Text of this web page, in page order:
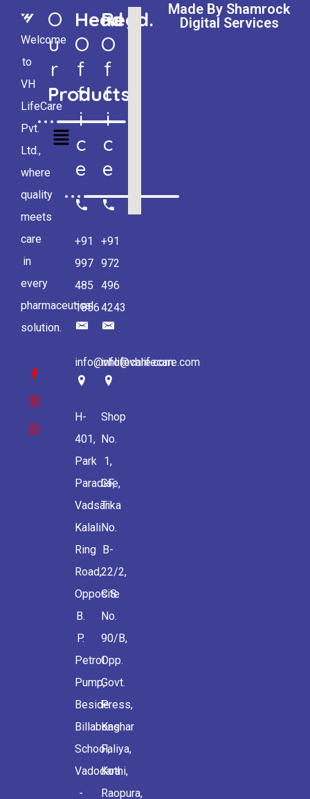
Welcome
to
VH
LifeCare
Pvt.
Ltd.,
where
quality
meets
care
in
every
pharmaceutical
solution.
O
U
R
Products
Head
O
F
F
I
C
E
+91
997
485
1856
info@vhlifecare.com
H-
401,
Park
Paradise,
Vadsar
Kalali
Ring
Road,
Opposite
B.
P.
Petrol
Pump,
Beside
Billabong
School,
Vadodara
-
Regd.
O
F
F
I
C
E
+91
972
496
4243
info@vhlifecare.com
Shop
No.
1,
GF,
Tika
No.
B-
22/2,
C.S.
No.
90/B,
Opp.
Govt.
Press,
Kashar
Faliya,
Kothi,
Raopura,
Made By Shamrock
Digital Services